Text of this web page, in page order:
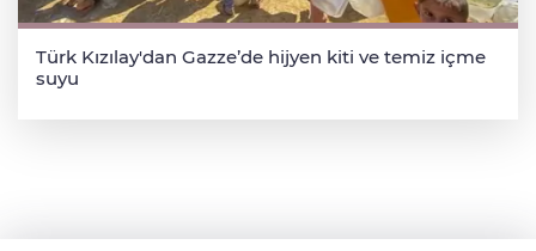
Türk Kızılay'dan Gazze’de hijyen kiti ve temiz içme
suyu